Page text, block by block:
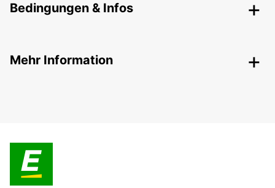
Bedingungen & Infos
Mehr Information